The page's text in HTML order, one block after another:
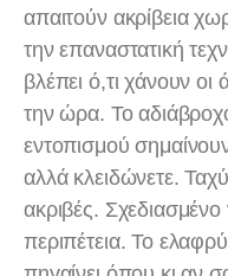
απαιτούν ακρίβεια
την επαναστατική
βλέπει ό,τι χάνουν
την ώρα. Το
εντοπισμού
αλλά κλειδώνετε.
ακριβές.
περιπέτεια. Το